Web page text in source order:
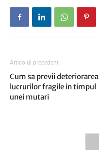
Articolul precedent
Cum sa previi deteriorarea
lucrurilor fragile in timpul
unei mutari